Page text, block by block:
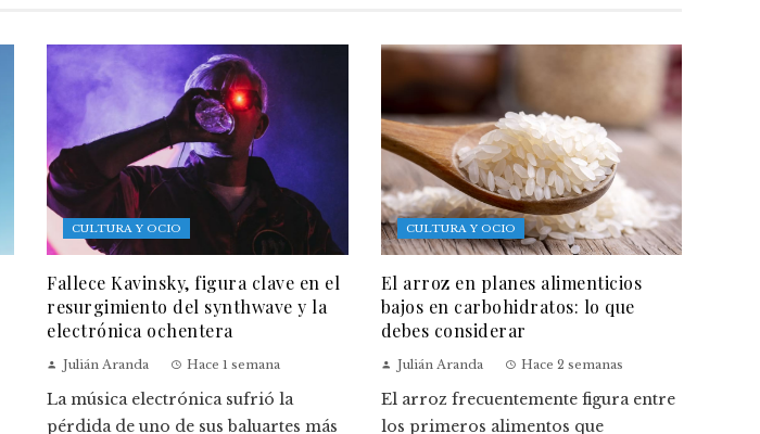
CULTURA Y OCIO
Fallece Kavinsky, figura clave en el
resurgimiento del synthwave y la
electrónica ochentera
Julián Aranda Hace 1 semana
La música electrónica sufrió la
pérdida de uno de sus baluartes más
CULTURA Y OCIO
El arroz en planes alimenticios
bajos en carbohidratos: lo que
debes considerar
Julián Aranda Hace 2 semanas
El arroz frecuentemente figura entre
los primeros alimentos que